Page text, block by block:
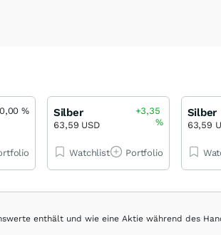
0,00% Silber
63,59 USD
+3,35
%
Watchlist Portfolio
Silber
63,59
enthält und wie eine Aktie während des